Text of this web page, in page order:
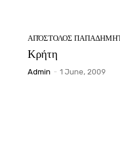
ΑΠΌΣΤΟΛΟΣ
Κρήτη
Admin - 1 June, 2009